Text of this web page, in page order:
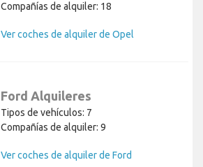
Compañías de alquiler: 18
Ver coches de alquiler de Opel
Ford Alquileres
Tipos de vehículos: 7
Compañías de alquiler: 9
Ver coches de alquiler de Ford